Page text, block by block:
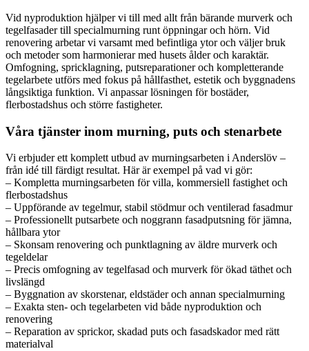
Vid nyproduktion hjälper vi till med allt från bärande murverk och
tegelfasader till specialmurning runt öppningar och hörn. Vid
renovering arbetar vi varsamt med befintliga ytor och väljer bruk
och metoder som harmonierar med husets ålder och karaktär.
Omfogning, spricklagning, putsreparationer och kompletterande
tegelarbete utförs med fokus på hållfasthet, estetik och byggnadens
långsiktiga funktion. Vi anpassar lösningen för bostäder,
flerbostadshus och större fastigheter.
Våra tjänster inom murning, puts och stenarbete
Vi erbjuder ett komplett utbud av murningsarbeten i Anderslöv –
från idé till färdigt resultat. Här är exempel på vad vi gör:
– Kompletta murningsarbeten för villa, kommersiell fastighet och
flerbostadshus
– Uppförande av tegelmur, stabil stödmur och ventilerad fasadmur
– Professionellt putsarbete och noggrann fasadputsning för jämna,
hållbara ytor
– Skonsam renovering och punktlagning av äldre murverk och
tegeldelar
– Precis omfogning av tegelfasad och murverk för ökad täthet och
livslängd
– Byggnation av skorstenar, eldstäder och annan specialmurning
– Exakta sten- och tegelarbeten vid både nyproduktion och
renovering
– Reparation av sprickor, skadad puts och fasadskador med rätt
materialval